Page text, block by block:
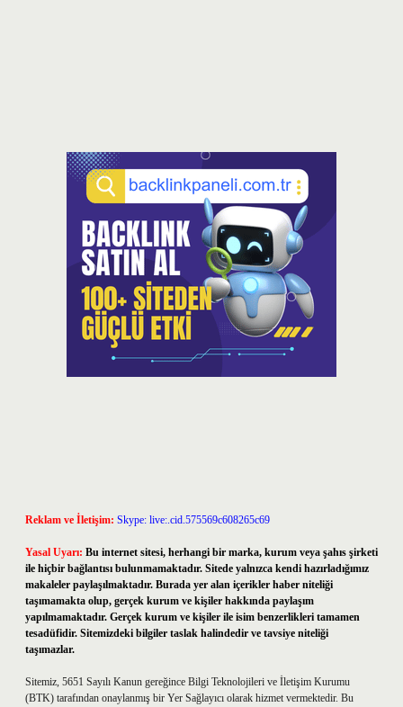
Reklam ve İletişim: Skype: live:.cid.575569c608265c69
Yasal Uyarı: Bu internet sitesi, herhangi bir marka, kurum veya şahıs şirketi
ile hiçbir bağlantısı bulunmamaktadır. Sitede yalnızca kendi hazırladığımız
makaleler paylaşılmaktadır. Burada yer alan içerikler haber niteliği
taşımamakta olup, gerçek kurum ve kişiler hakkında paylaşım
yapılmamaktadır. Gerçek kurum ve kişiler ile isim benzerlikleri tamamen
tesadüfidir. Sitemizdeki bilgiler taslak halindedir ve tavsiye niteliği
taşımazlar.
Sitemiz, 5651 Sayılı Kanun gereğince Bilgi Teknolojileri ve İletişim Kurumu
(BTK) tarafından onaylanmış bir Yer Sağlayıcı olarak hizmet vermektedir. Bu